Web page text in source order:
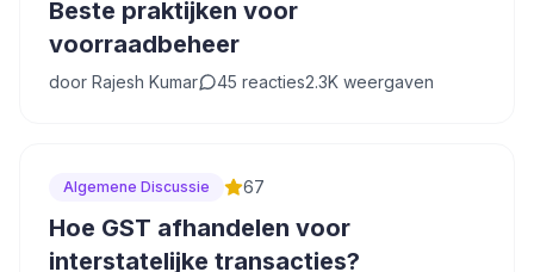
Beste praktijken voor
voorraadbeheer
door Rajesh Kumar 45 reacties2.3K weergaven
Algemene Discussie 67
Hoe GST afhandelen voor
interstatelijke transacties?